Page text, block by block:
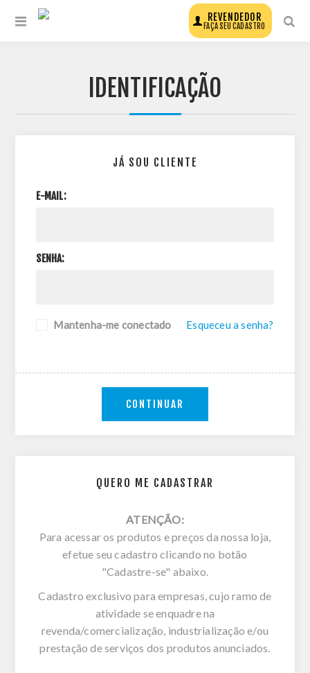
REVENDEDOR
FAÇA SEU CADASTRO
IDENTIFICAÇÃO
QUERO ME CADASTRAR
ATENÇÃO:
Para acessar os produtos e preços da nossa loja,
efetue seu cadastro clicando no botão
"Cadastre-se" abaixo.
Cadastro exclusivo para empresas, cujo ramo de
atividade se enquadre na
revenda/comercialização, industrialização e/ou
prestação de serviços dos produtos anunciados.
JÁ SOU CLIENTE
E-MAIL:
SENHA:
Mantenha-me conectado Esqueceu a senha?
CONTINUAR